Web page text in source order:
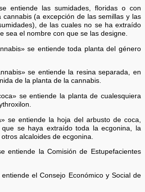
entiende las sumidades, floridas o con
(a excepción de las semillas y las
de las cuales no se ha extraído
sea el nombre con que se las designe.
se entiende toda planta del género
se entiende la resina separada, en
de la planta de la cannabis.
se entiende la planta de cualesquiera
se entiende la hoja del arbusto de coca,
se haya extraído toda la ecgonina, la
alcaloides de ecgonina.
entiende la Comisión de Estupefacientes
el Consejo Económico y Social de